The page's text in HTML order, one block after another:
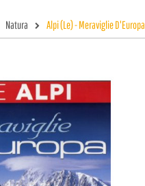
Natura Alpi (Le) - Meraviglie D'Europa